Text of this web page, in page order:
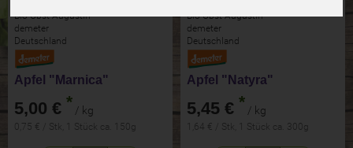
Bio-Obst Augustin
demeter
Deutschland
Apfel "Marnica"
5,00 € * / kg
0,75 € / Stk, 1 Stück ca. 150g
Bio-Obst Augustin
demeter
Deutschland
Apfel "Natyra"
5,45 € * / kg
1,64 € / Stk, 1 Stück ca. 300g